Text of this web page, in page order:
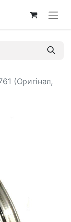
(Оригінал,